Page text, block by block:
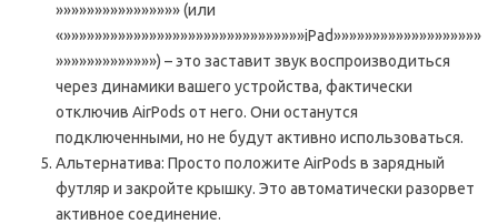
»»»»»»»»»»»»»»»» (или
«»»»»»»»»»»»»»»»»»»»»»»»»»»»»»»»iPad»»»»»»»»»»»»»»»»»»»
»»»»»»»»»»»»») – это заставит звук воспроизводиться
через динамики вашего устройства, фактически
отключив AirPods от него. Они останутся
подключенными, но не будут активно использоваться.
Альтернатива: Просто положите AirPods в зарядный
футляр и закройте крышку. Это автоматически разорвет
активное соединение.